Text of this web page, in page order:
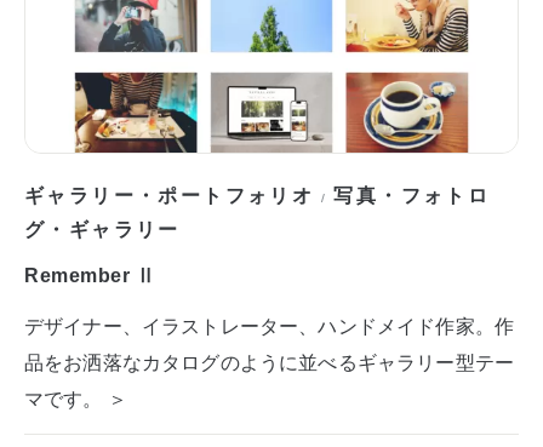
ギャラリー・ポートフォリオ /写真・フォトロ
グ・ギャラリー
Remember Ⅱ
デザイナー、イラストレーター、ハンドメイド作家。作
品をお洒落なカタログのように並べるギャラリー型テー
マです。 ＞